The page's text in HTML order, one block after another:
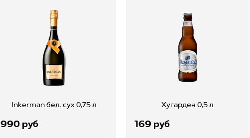
Inkerman бел. сух 0,75 л
990 руб
Хугарден 0,5 л
169 руб